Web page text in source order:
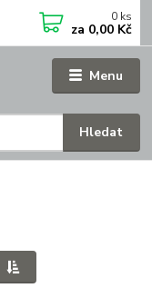
Menu
Hledat
0 ks
za 0,00 Kč